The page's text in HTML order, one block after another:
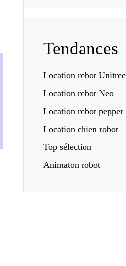
Tendances
Location robot Unitree
Location robot Neo
Location robot pepper
Location chien robot
Top sélection
Animaton robot